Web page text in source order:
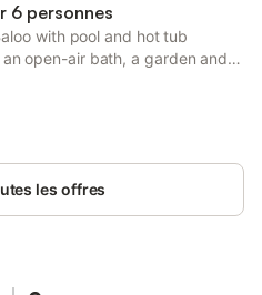
6 personnes
with pool and hot tub
open-air bath, a garden and a
Train Station. This
free private parking and
les offres